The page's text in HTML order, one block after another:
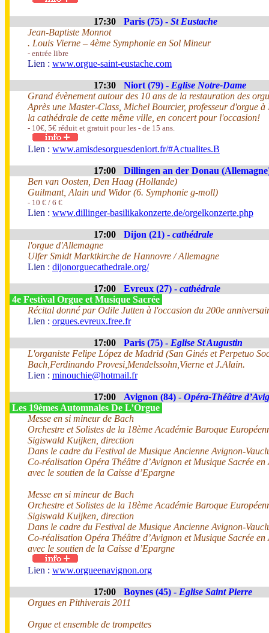
17:30 Paris (75) - St Eustache
Jean-Baptiste Monnot
. Louis Vierne – 4ème Symphonie en Sol Mineur
- entrée libre
Lien : www.orgue-saint-eustache.com
17:30 Niort (79) - Eglise Notre-Dame
Grand évènement autour des 10 ans de la restauration des
Après une Master-Class, Michel Bourcier, professeur d'orgue
la cathédrale de cette même ville, en concert pour l'occasion!
- 10€, 5€ réduit et gratuit pour les - de 15 ans.
Lien : www.amisdesorguesdeniort.fr/#Actualites.B
17:00
Dillingen an der Donau
Ben van Oosten, Den Haag (Hollande)
Guilmant, Alain und Widor (6. Symphonie g-moll)
- 10 € / 6 €
Lien : www.dillinger-basilikakonzerte.de/orgelkonzerte.php
17:00 Dijon (21) - cathédrale
l'orgue d'Allemagne
Ulfer Smidt Marktkirche de Hannovre / Allemagne
Lien : dijonorguecathedrale.org/
17:00 Evreux (27) - cathédrale
4e Festival Orgue et Musique Sacrée
Récital donné par Odile Jutten à l'occasion du 200e
Lien : orgues.evreux.free.fr
17:00 Paris (75) - Eglise St Augustin
L'organiste Felipe López de Madrid (San Ginés et Perpetuo
Bach,Ferdinando Provesi,Mendelssohn,Vierne et J.Alain.
Lien : minouchie@hotmail.fr
17:00 Avignon (84) - Opéra-Théâtre
Les 19èmes Automnales De L’Orgue
Messe en si mineur de Bach
Orchestre et Solistes de la 18ème Académie Baroque
Sigiswald Kuijken, direction
Dans le cadre du Festival de Musique Ancienne Avignon-
Co-réalisation Opéra Théâtre d’Avignon et Musique Sacrée en
avec le soutien de la Caisse d’Epargne
Messe en si mineur de Bach
Orchestre et Solistes de la 18ème Académie Baroque
Sigiswald Kuijken, direction
Dans le cadre du Festival de Musique Ancienne Avignon-
Co-réalisation Opéra Théâtre d’Avignon et Musique Sacrée en
avec le soutien de la Caisse d’Epargne
Lien : www.orgueenavignon.org
17:00 Boynes (45) - Eglise Saint Pierre
Orgues en Pithiverais 2011
Orgue et ensemble de trompettes